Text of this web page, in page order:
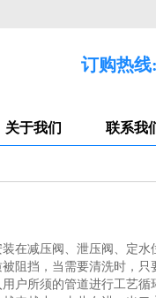
订购热线
关于我们 联系我
在减压阀、泄压阀、定
阻挡，当需要清洗时，
户所须的管道进行工艺